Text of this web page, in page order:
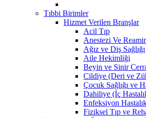
Tıbbi Birimler
Hizmet Verilen Branşlar
Acil Tıp
Anestezi Ve
Ağız ve Diş Sağlığı
Aile Hekimliği
Beyin ve Sinir
Cildiye (Deri ve
Çocuk Sağlığı ve
Dahiliye (İç
Enfeksiyon
Fiziksel Tıp ve